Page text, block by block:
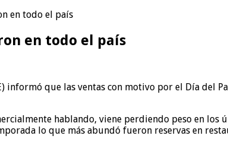
en todo el país
en todo el país
informó que las ventas con motivo por el Día del
hablando, viene perdiendo peso en
lo que más abundó fueron reservas en